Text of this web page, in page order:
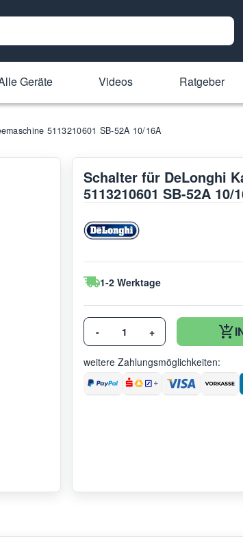
Geräte Videos Ratgeber
5113210601 SB-52A 10/16A
Schalter für DeLonghi
5113210601 SB-52A 10/
1-2 Werktage
- +
weitere Zahlungsmöglichkeiten: